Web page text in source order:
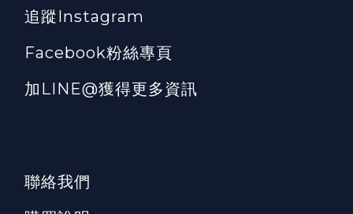
追蹤Instagram
Facebook粉絲專頁
加LINE@獲得更多資訊
聯絡我們